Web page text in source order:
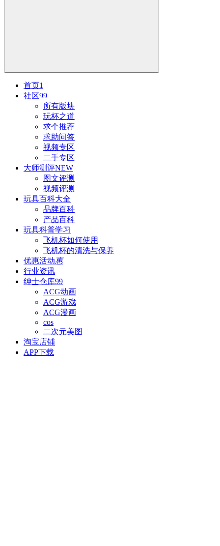
首页1
社区99
所有版块
玩杯之道
求个推荐
求助问答
视频专区
二手专区
大师测评NEW
图文评测
视频评测
玩具百科大全
品牌百科
产品百科
玩具科普学习
飞机杯如何使用
飞机杯的清洗与保养
优惠活动惠
行业资讯
绅士仓库99
ACG动画
ACG游戏
ACG漫画
cos
二次元美图
淘宝店铺
APP下载